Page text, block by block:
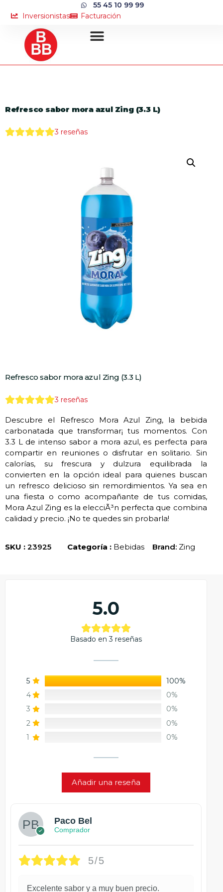
55 45 10 99 99
Inversionistas
Facturación
Refresco sabor mora azul Zing (3.3 L)
3 reseñas
Refresco sabor mora azul Zing (3.3 L)
3 reseñas
Descubre el Refresco Mora Azul Zing, la bebida
carbonatada que transformar¡ tus momentos. Con
3.3 L de intenso sabor a mora azul, es perfecta para
compartir en reuniones o disfrutar en solitario. Sin
calorías, su frescura y dulzura equilibrada la
convierten en la opción ideal para quienes buscan
un refresco delicioso sin remordimientos. Ya sea en
una fiesta o como acompañante de tus comidas,
Mora Azul Zing es la elecciÃ³n perfecta que combina
calidad y precio. ¡No te quedes sin probarla!
SKU : 23925 Categoría : Bebidas Brand: Zing
5.0
Basado en 3 reseñas
5
100%
4
0%
3
0%
2
0%
1
0%
Añadir una reseña
Paco Bel
Comprador
5/5
Excelente sabor y a muy buen precio.